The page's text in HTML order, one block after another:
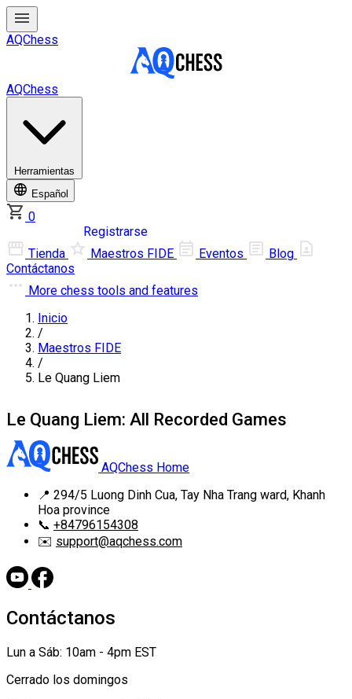
AQChess
AQChess
Herramientas
Español
0
Registrarse
Tienda
Maestros FIDE Eventos
Blog
Contáctanos
More chess tools and features
Inicio
/
Maestros FIDE
/
Le Quang Liem
Le Quang Liem: All Recorded Games
AQChess Home
📍 294/5 Luong Dinh Cua, Tay Nha Trang ward, Khanh
Hoa province
📞 +84796154308
✉️ support@aqchess.com
Contáctanos
Lun a Sáb: 10am - 4pm EST
Cerrado los domingos